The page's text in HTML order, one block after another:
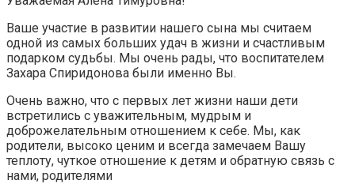
Ваше участие в развитии нашего сына мы считаем
одной из самых больших удач в жизни и счастливым
подарком судьбы. Мы очень рады, что воспитателем
Захара Спиридонова были именно Вы.
Очень важно, что с первых лет жизни наши дети
встретились с уважительным, мудрым и
доброжелательным отношением к себе. Мы, как
родители, высоко ценим и всегда замечаем Вашу
теплоту, чуткое отношение к детям и обратную связь с
нами, родителями